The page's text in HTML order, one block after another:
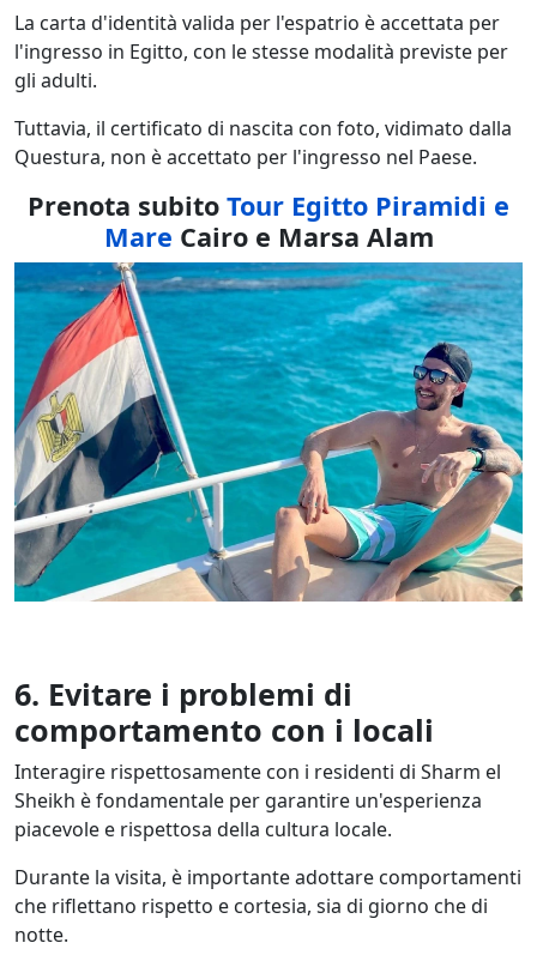
La carta d'identità valida per l'espatrio è accettata per
l'ingresso in Egitto, con le stesse modalità previste per
gli adulti.
Tuttavia, il certificato di nascita con foto, vidimato dalla
Questura, non è accettato per l'ingresso nel Paese.
Prenota subito Tour Egitto Piramidi e
Mare Cairo e Marsa Alam
6. Evitare i problemi di
comportamento con i locali
Interagire rispettosamente con i residenti di Sharm el
Sheikh è fondamentale per garantire un'esperienza
piacevole e rispettosa della cultura locale.
Durante la visita, è importante adottare comportamenti
che riflettano rispetto e cortesia, sia di giorno che di
notte.